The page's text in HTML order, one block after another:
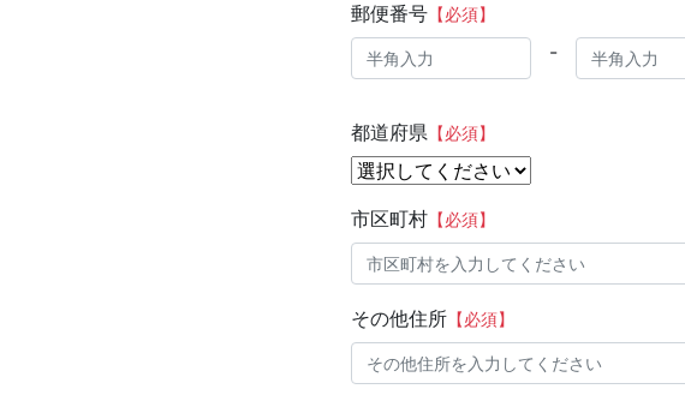
郵便番号 【必須】
-
都道府県 【必須】
市区町村 【必須】
その他住所 【必須】